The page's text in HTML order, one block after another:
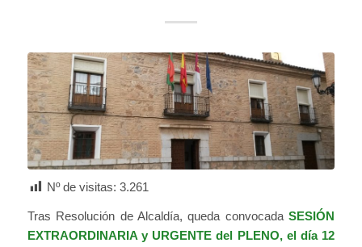
Nº de visitas: 3.261
Tras Resolución de Alcaldía, queda convocadaSESIÓN
EXTRAORDINARIA y URGENTE del PLENO, el día 12